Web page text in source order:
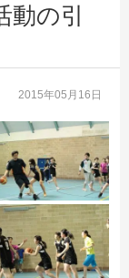
の引
2015年05月16日